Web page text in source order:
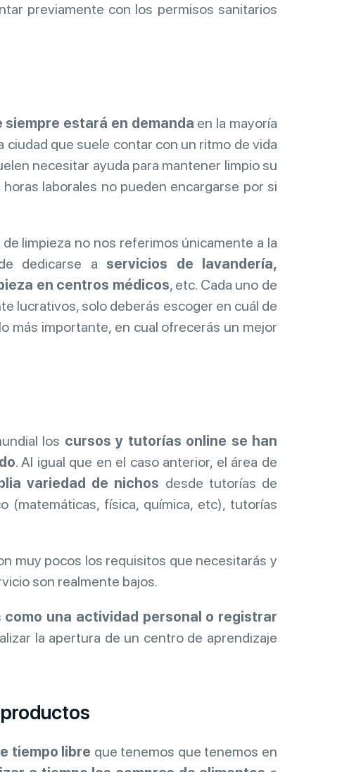
previamente con los permisos sanitarios
siempre estará en demanda en la mayoría
ciudad que suele contar con un ritmo de vida
necesitar ayuda para mantener limpio su
laborales no pueden encargarse por si
limpieza no nos referimos únicamente a la
dedicarse a servicios de lavandería,
en centros médicos, etc. Cada uno de
lucrativos, solo deberás escoger en cuál de
más importante, en cual ofrecerás un mejor
los cursos y tutorías online se han
. Al igual que en el caso anterior, el área de
variedad de nichos desde tutorías de
(matemáticas, física, química, etc), tutorías
muy pocos los requisitos que necesitarás y
son realmente bajos.
como una actividad personal o registrar
la apertura de un centro de aprendizaje
tiempo libre que tenemos que tenemos en